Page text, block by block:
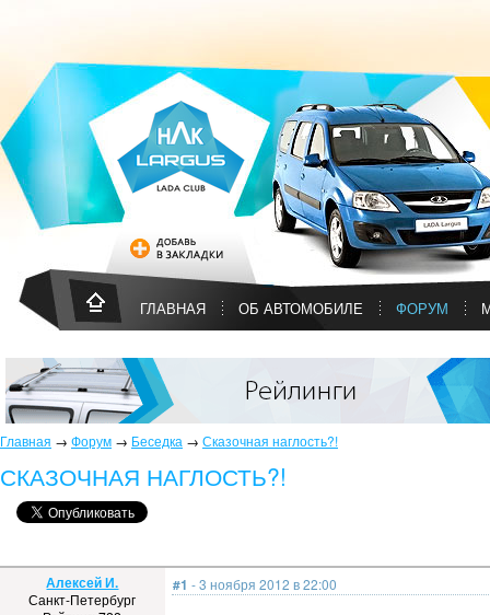
ГЛАВНАЯ ОБ АВТОМОБИЛЕ ФОРУМ
Главная → Форум → Беседка → Сказочная наглость?!
СКАЗОЧНАЯ НАГЛОСТЬ?!
Алексей И.
Санкт-Петербург
#1 - 3 ноября 2012 в 22:00